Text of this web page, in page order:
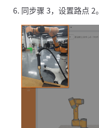
同步骤 3，设置路点 2。